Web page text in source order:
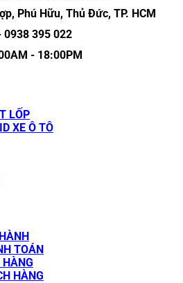
Phú Hữu, Thủ Đức, TP. HCM
0938 395 022
- 18:00PM
LỐP
XE Ô TÔ
TOÁN
HÀNG